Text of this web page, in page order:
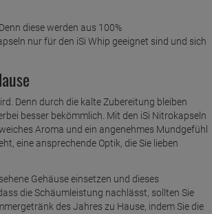
diese werden aus 100%
nur für den iSi Whip geeignet sind und sich
Denn durch die kalte Zubereitung bleiben
besser bekömmlich. Mit den iSi Nitrokapseln
Aroma und ein angenehmes Mundgefühl
eine ansprechende Optik, die Sie lieben
Gehäuse einsetzen und dieses
die Schäumleistung nachlässt, sollten Sie
des Jahres zu Hause, indem Sie die